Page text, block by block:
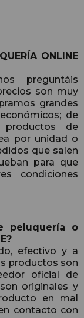
ONLINE
preguntáis
son muy
grandes
de
de
por unidad o
que salen
para que
condiciones
peluquería o
efectivo y a
productos son
oficial de
originales y
en mal
contacto con